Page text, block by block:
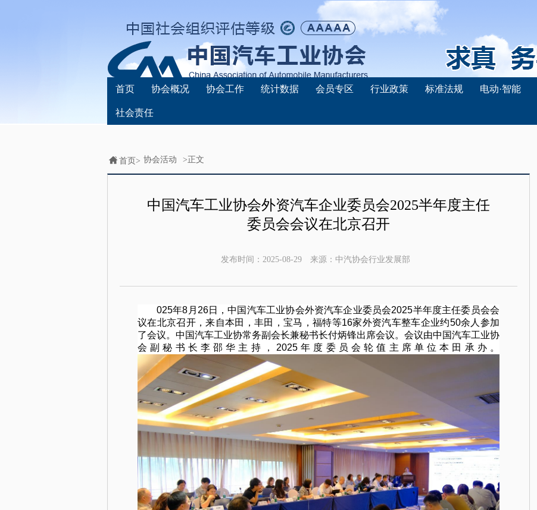
首页 协会概况 协会工作 统计数据 会员专区 行业政策 标准法规 电动·智能
社会责任
首页> 协会活动 >正文
中国汽车工业协会外资汽车企业委员会2025半年度主任
委员会会议在北京召开
发布时间： 2025-08-29 来源： 中汽协会行业发展部
025年8月26日，中国汽车工业协会外资汽车企业委员会2025半年度主任委员会会
议在北京召开，来自本田，丰田，宝马，福特等16家外资汽车整车企业约50余人参加
了会议。中国汽车工业协常务副会长兼秘书长付炳锋出席会议。会议由中国汽车工业协
会副秘书长李邵华主持，2025年度委员会轮值主席单位本田承办。